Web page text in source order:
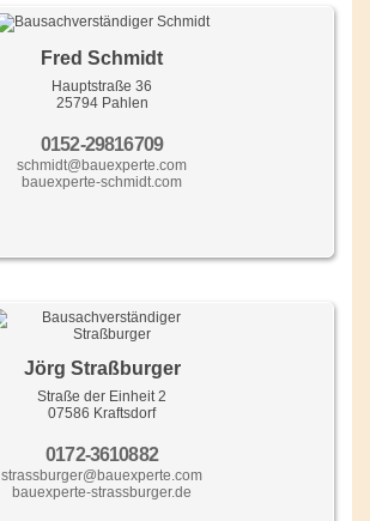
Fred Schmidt
Hauptstraße 36
25794 Pahlen
0152-29816709
schmidt@bauexperte.com
bauexperte-schmidt.com
Jörg Straßburger
Straße der Einheit 2
07586 Kraftsdorf
0172-3610882
strassburger@bauexperte.com
bauexperte-strassburger.de